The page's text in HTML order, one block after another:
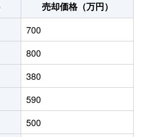
売却価格（万円）
700
800
380
590
500